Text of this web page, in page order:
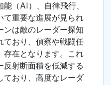
（AI）、自律飛行、
て重要な進展が見られ
ンは敵のレーダー探知
ており、偵察や戦闘任
存在となります。これ
反射断面積を低減する
ており、高度なレーダ